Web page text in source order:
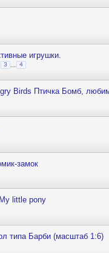
игрушки.
3 4
Birds Птичка Бомб,
замок
little pony
типа Барби (масштаб 1:6)